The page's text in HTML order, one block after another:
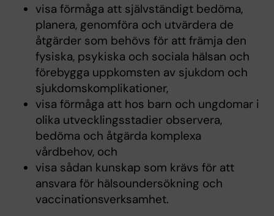
visa förmåga att självständigt bedöma,
planera, genomföra och utvärdera de
åtgärder som behövs för att främja den
fysiska, psykiska och sociala hälsan och
förebygga uppkomsten av sjukdom och
sjukdomskomplikationer,
visa förmåga att hos barn och ungdomar i
olika utvecklingsstadier observera,
bedöma och åtgärda komplexa
vårdbehov, och
visa sådan kunskap som krävs för att
ansvara för hälsoundersökning och
vaccinationsverksamhet.